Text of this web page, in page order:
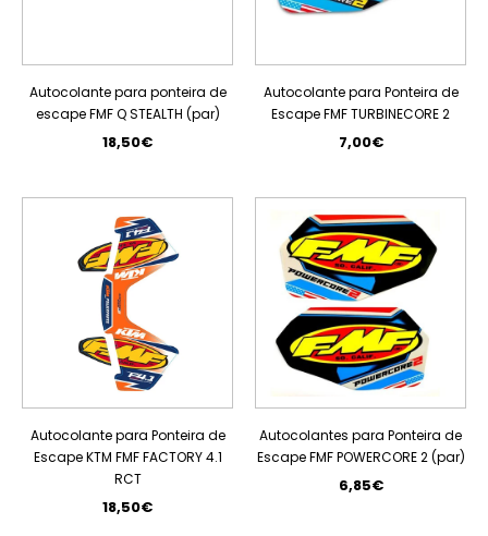
Autocolante para ponteira de
escape FMF Q STEALTH (par)
18,50€
Autocolante para Ponteira de
Escape FMF TURBINECORE 2
7,00€
Autocolante para Ponteira de
Escape KTM FMF FACTORY 4.1
RCT
18,50€
Autocolantes para Ponteira de
Escape FMF POWERCORE 2 (par)
6,85€